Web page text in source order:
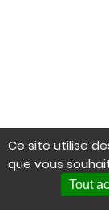
Ce site utilise
que vous
Tout